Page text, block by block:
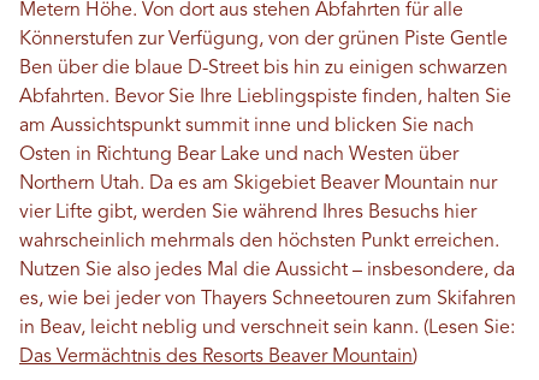
Metern Höhe. Von dort aus stehen Abfahrten für alle
Könnerstufen zur Verfügung, von der grünen Piste Gentle
Ben über die blaue D-Street bis hin zu einigen schwarzen
Abfahrten. Bevor Sie Ihre Lieblingspiste finden, halten Sie
am Aussichtspunkt summit inne und blicken Sie nach
Osten in Richtung Bear Lake und nach Westen über
Northern Utah. Da es am Skigebiet Beaver Mountain nur
vier Lifte gibt, werden Sie während Ihres Besuchs hier
wahrscheinlich mehrmals den höchsten Punkt erreichen.
Nutzen Sie also jedes Mal die Aussicht – insbesondere, da
es, wie bei jeder von Thayers Schneetouren zum Skifahren
in Beav, leicht neblig und verschneit sein kann. (Lesen Sie:
Das Vermächtnis des Resorts Beaver Mountain)